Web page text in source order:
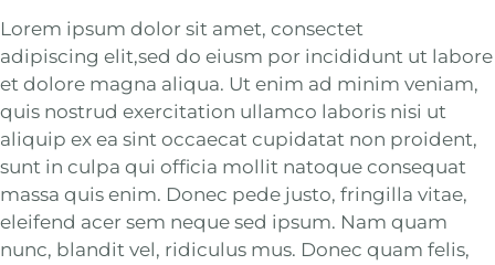
Lorem ipsum dolor sit amet, consectet
adipiscing elit,sed do eiusm por incididunt ut labore
et dolore magna aliqua. Ut enim ad minim veniam,
quis nostrud exercitation ullamco laboris nisi ut
aliquip ex ea sint occaecat cupidatat non proident,
sunt in culpa qui officia mollit natoque consequat
massa quis enim. Donec pede justo, fringilla vitae,
eleifend acer sem neque sed ipsum. Nam quam
nunc, blandit vel, ridiculus mus. Donec quam felis,